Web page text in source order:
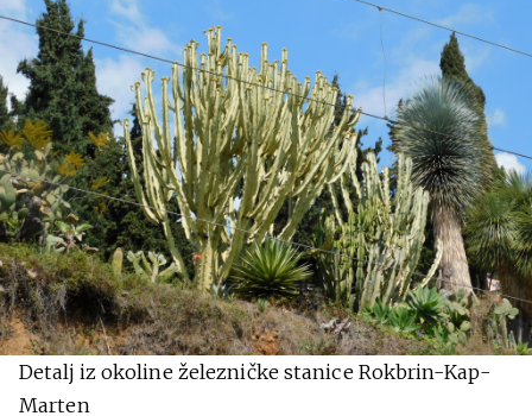
Detalj iz okoline železničke stanice Rokbrin-Kap-
Marten